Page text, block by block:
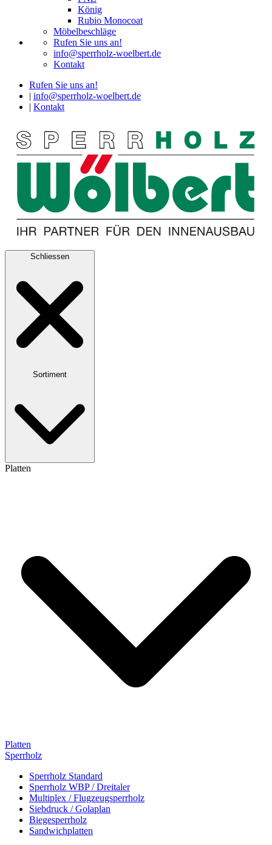
König
Rubio Monocoat
Möbelbeschläge
Rufen Sie uns an!
info@sperrholz-woelbert.de
Kontakt
Rufen Sie uns an!
info@sperrholz-woelbert.de
Kontakt
Schliessen
Sortiment
Platten
Platten
Sperrholz
Sperrholz Standard
Sperrholz WBP / Dreitaler
Multiplex / Flugzeugsperrholz
Siebdruck / Golaplan
Biegesperrholz
Sandwichplatten